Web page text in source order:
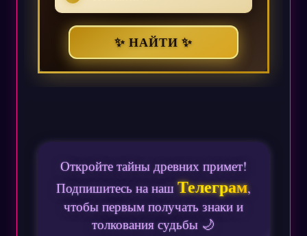
✨ НАЙТИ ✨
Откройте тайны древних примет!
Подпишитесь на нашТелеграм,
чтобы первым получать знаки и
толкования судьбы 🌙